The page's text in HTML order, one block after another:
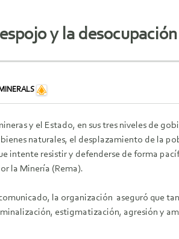
y la
y el Estado, en sus tres niveles de
naturales, el desplazamiento de la
intente resistir y defenderse de forma
la Minería (Rema).
la organización aseguró que
estigmatización, agresión y